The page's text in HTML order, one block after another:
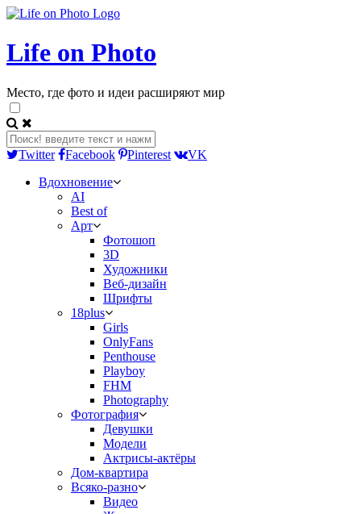
Life on Photo
Место, где фото и идеи расширяют мир
Twitter Facebook Pinterest
VK
Вдохновение
AI
Best of
Арт
Фотошоп
3D
Художники
Веб-дизайн
Шрифты
18plus
Girls
OnlyFans
Penthouse
Playboy
FHM
Photography
Фотография
Девушки
Модели
Актрисы-актёры
Дом-квартира
Всяко-разно
Видео